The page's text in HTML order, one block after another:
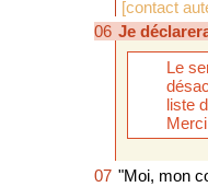
[contact
06 Je
Le
liste
07 "Moi, mon